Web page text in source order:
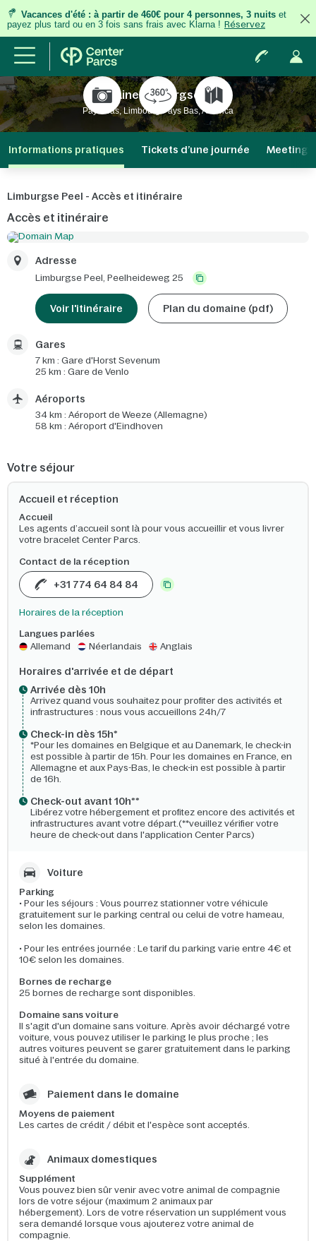
Vacances d'été : à partir de 460€ pour 4 personnes, 3 nuits et
payez plus tard ou en 3 fois sans frais avec Klarna ! Réservez
Domaine Limburgse Peel
Pays-Bas, Limbourg Pays Bas, America
Informations pratiques Tickets d’une journée Meetings
Limburgse Peel - Accès et itinéraire
Accès et itinéraire
Adresse
Limburgse Peel, Peelheideweg 25
Voir l'itinéraire Plan du domaine (pdf)
Gares
7 km : Gare d'Horst Sevenum
25 km : Gare de Venlo
Aéroports
34 km : Aéroport de Weeze (Allemagne)
58 km : Aéroport d'Eindhoven
Votre séjour
Accueil et réception
Accueil
Les agents d’accueil sont là pour vous accueillir et vous livrer
votre bracelet Center Parcs.
Contact de la réception
+31 774 64 84 84
Horaires de la réception
Langues parlées
Allemand
Néerlandais Anglais
Horaires d'arrivée et de départ
Arrivée dès 10h​
Arrivez quand vous souhaitez pour profiter des activités et
infrastructures : nous vous accueillons 24h/7​
Check-in dès 15h*​
*Pour les domaines en Belgique et au Danemark, le check-in
est possible à partir de 15h. Pour les domaines en France, en
Allemagne et aux Pays-Bas, le check-in est possible à partir
de 16h.
Check-out avant 10h**
Libérez votre hébergement et profitez encore des activités et
infrastructures avant votre départ.(**veuillez vérifier votre
heure de check-out dans l'application Center Parcs)
Voiture
Parking
• Pour les séjours : Vous pourrez stationner votre véhicule
gratuitement sur le parking central ou celui de votre hameau,
selon les domaines.
• Pour les entrées journée : Le tarif du parking varie entre 4€ et
10€ selon les domaines.
Bornes de recharge
25 bornes de recharge sont disponibles.
Domaine sans voiture
Il s'agit d'un domaine sans voiture. Après avoir déchargé votre
voiture, vous pouvez utiliser le parking le plus proche ; les
autres voitures peuvent se garer gratuitement dans le parking
situé à l'entrée du domaine.
Paiement dans le domaine
Moyens de paiement
Les cartes de crédit / débit et l'espèce sont acceptés.
Animaux domestiques
Supplément
Vous pouvez bien sûr venir avec votre animal de compagnie
lors de votre séjour (maximum 2 animaux par
hébergement). Lors de votre réservation un supplément vous
sera demandé lorsque vous ajouterez votre animal de
compagnie.